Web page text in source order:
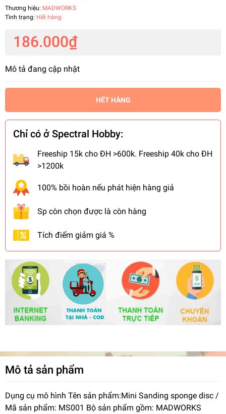
Thương hiệu: MADWORKS
Tình trạng: Hết hàng
186.000₫
Mô tả đang cập nhật
HẾT HÀNG
Chỉ có ở Spectral Hobby:
Freeship 15k cho ĐH >600k. Freeship 40k cho ĐH
>1200k
100% bồi hoàn nếu phát hiện hàng giả
Sp còn chọn được là còn hàng
Tích điểm giảm giá %
Mô tả sản phẩm
Dụng cụ mô hình Tên sản phẩm:Mini Sanding sponge disc /
Mã sản phẩm: MS001 Bộ sản phẩm gồm: MADWORKS